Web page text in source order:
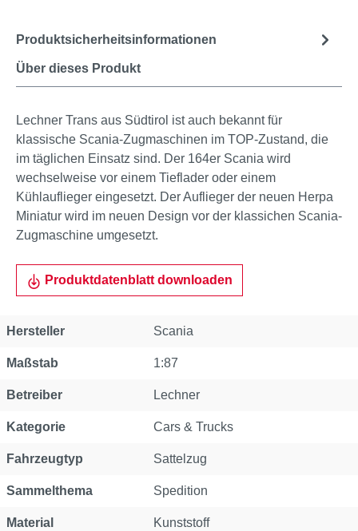
Über dieses Produkt
Produktsicherheitsinformationen
Lechner Trans aus Südtirol ist auch bekannt für
klassische Scania-Zugmaschinen im TOP-Zustand, die
im täglichen Einsatz sind. Der 164er Scania wird
wechselweise vor einem Tieflader oder einem
Kühlauflieger eingesetzt. Der Auflieger der neuen Herpa
Miniatur wird im neuen Design vor der klassichen Scania-
Zugmaschine umgesetzt.
Produktdatenblatt downloaden
Eigenschaft
Hersteller Scania
Maßstab 1:87
Betreiber Lechner
Kategorie Cars & Trucks
Fahrzeugtyp Sattelzug
Sammelthema Spedition
Material Kunststoff